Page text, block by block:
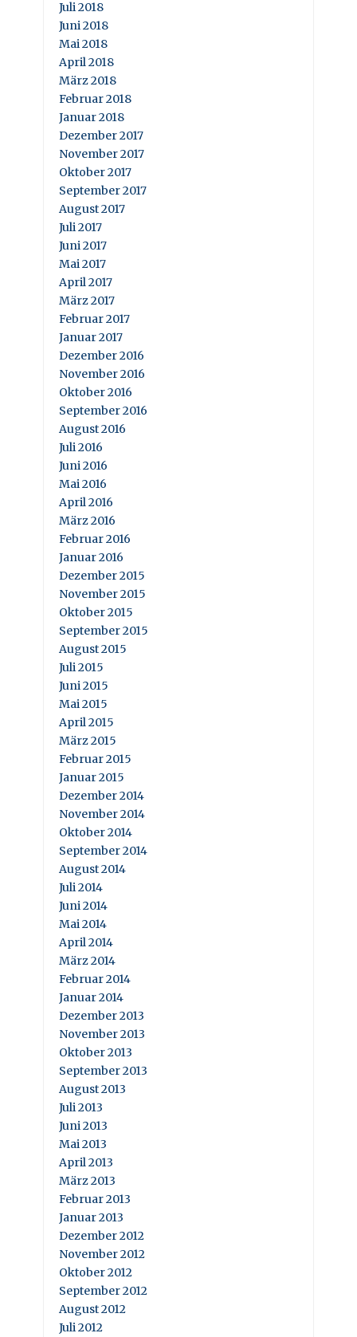
Juli 2018
Juni 2018
Mai 2018
April 2018
März 2018
Februar 2018
Januar 2018
Dezember 2017
November 2017
Oktober 2017
September 2017
August 2017
Juli 2017
Juni 2017
Mai 2017
April 2017
März 2017
Februar 2017
Januar 2017
Dezember 2016
November 2016
Oktober 2016
September 2016
August 2016
Juli 2016
Juni 2016
Mai 2016
April 2016
März 2016
Februar 2016
Januar 2016
Dezember 2015
November 2015
Oktober 2015
September 2015
August 2015
Juli 2015
Juni 2015
Mai 2015
April 2015
März 2015
Februar 2015
Januar 2015
Dezember 2014
November 2014
Oktober 2014
September 2014
August 2014
Juli 2014
Juni 2014
Mai 2014
April 2014
März 2014
Februar 2014
Januar 2014
Dezember 2013
November 2013
Oktober 2013
September 2013
August 2013
Juli 2013
Juni 2013
Mai 2013
April 2013
März 2013
Februar 2013
Januar 2013
Dezember 2012
November 2012
Oktober 2012
September 2012
August 2012
Juli 2012